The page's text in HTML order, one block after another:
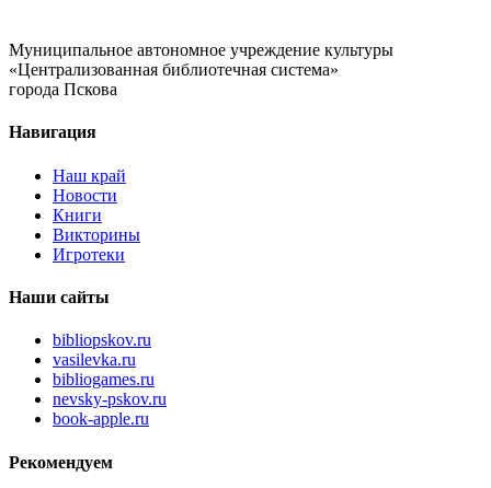
Муниципальное автономное учреждение культуры
«Централизованная библиотечная система»
города Пскова
Навигация
Наш край
Новости
Книги
Викторины
Игротеки
Наши сайты
bibliopskov.ru
vasilevka.ru
bibliogames.ru
nevsky-pskov.ru
book-apple.ru
Рекомендуем